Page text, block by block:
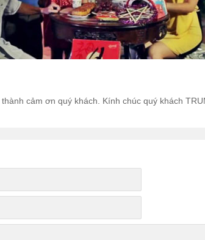
cảm ơn quý khách. Kính chúc quý khách